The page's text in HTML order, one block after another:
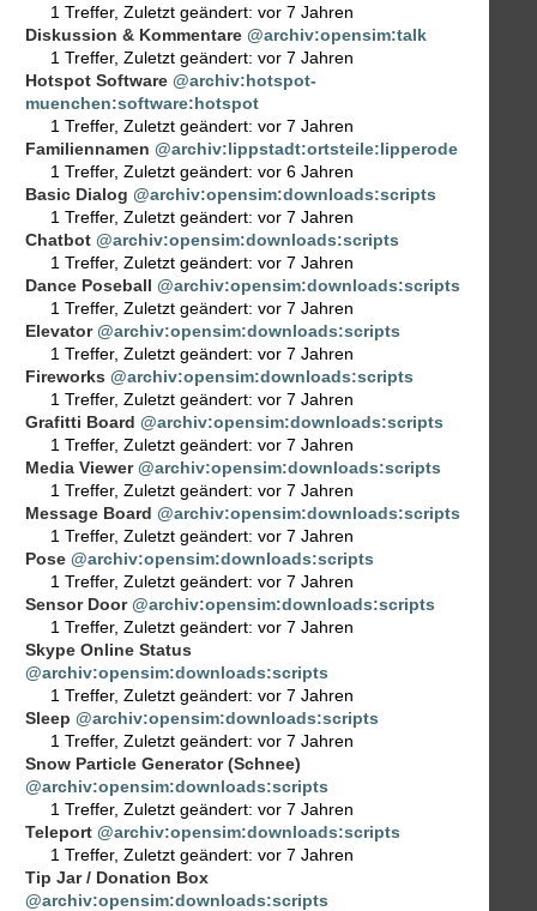
1 Treffer, Zuletzt geändert: vor 7 Jahren
Diskussion & Kommentare @archiv:opensim:talk
1 Treffer, Zuletzt geändert: vor 7 Jahren
Hotspot Software @archiv:hotspot-
muenchen:software:hotspot
1 Treffer, Zuletzt geändert: vor 7 Jahren
Familiennamen @archiv:lippstadt:ortsteile:lipperode
1 Treffer, Zuletzt geändert: vor 6 Jahren
Basic Dialog @archiv:opensim:downloads:scripts
1 Treffer, Zuletzt geändert: vor 7 Jahren
Chatbot @archiv:opensim:downloads:scripts
1 Treffer, Zuletzt geändert: vor 7 Jahren
Dance Poseball @archiv:opensim:downloads:scripts
1 Treffer, Zuletzt geändert: vor 7 Jahren
Elevator @archiv:opensim:downloads:scripts
1 Treffer, Zuletzt geändert: vor 7 Jahren
Fireworks @archiv:opensim:downloads:scripts
1 Treffer, Zuletzt geändert: vor 7 Jahren
Grafitti Board @archiv:opensim:downloads:scripts
1 Treffer, Zuletzt geändert: vor 7 Jahren
Media Viewer @archiv:opensim:downloads:scripts
1 Treffer, Zuletzt geändert: vor 7 Jahren
Message Board @archiv:opensim:downloads:scripts
1 Treffer, Zuletzt geändert: vor 7 Jahren
Pose @archiv:opensim:downloads:scripts
1 Treffer, Zuletzt geändert: vor 7 Jahren
Sensor Door @archiv:opensim:downloads:scripts
1 Treffer, Zuletzt geändert: vor 7 Jahren
Skype Online Status
@archiv:opensim:downloads:scripts
1 Treffer, Zuletzt geändert: vor 7 Jahren
Sleep @archiv:opensim:downloads:scripts
1 Treffer, Zuletzt geändert: vor 7 Jahren
Snow Particle Generator (Schnee)
@archiv:opensim:downloads:scripts
1 Treffer, Zuletzt geändert: vor 7 Jahren
Teleport @archiv:opensim:downloads:scripts
1 Treffer, Zuletzt geändert: vor 7 Jahren
Tip Jar / Donation Box
@archiv:opensim:downloads:scripts